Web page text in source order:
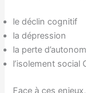
le déclin cognitif
la dépression
la perte
l’isolement
Face à ces